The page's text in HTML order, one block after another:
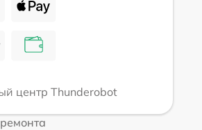
центр Thunderobot